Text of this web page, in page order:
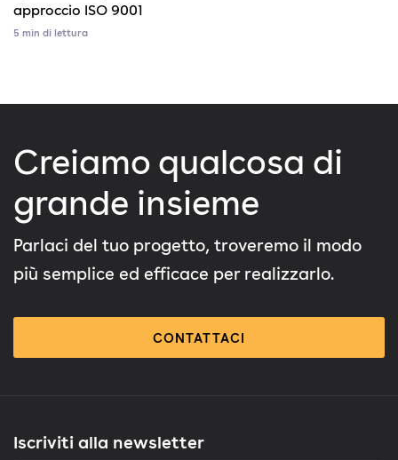
approccio ISO 9001
5 min di lettura
Creiamo qualcosa di
grande insieme
Parlaci del tuo progetto, troveremo il modo
più semplice ed efficace per realizzarlo.
CONTATTACI
Iscriviti alla newsletter